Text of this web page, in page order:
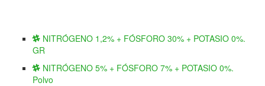
NITRÓGENO 1,2% + FÓSFORO 30% + POTASIO 0%.
GR
NITRÓGENO 5% + FÓSFORO 7% + POTASIO 0%.
Polvo